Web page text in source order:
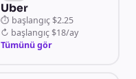
Uber
⏱ başlangıç $2.25
↻ başlangıç $18/ay
Tümünü gör